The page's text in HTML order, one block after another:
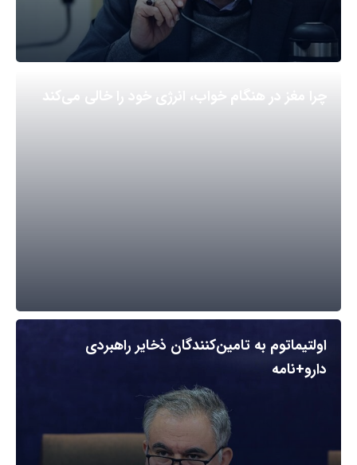
چرا مغز در هنگام خواب، انرژی خود را خالی می‌کند
اولتیماتوم به تامین‌کنندگان ذخایر راهبردی
دارو+نامه